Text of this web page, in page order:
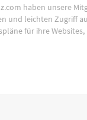
haben unsere
und leichten Zugriff
für ihre